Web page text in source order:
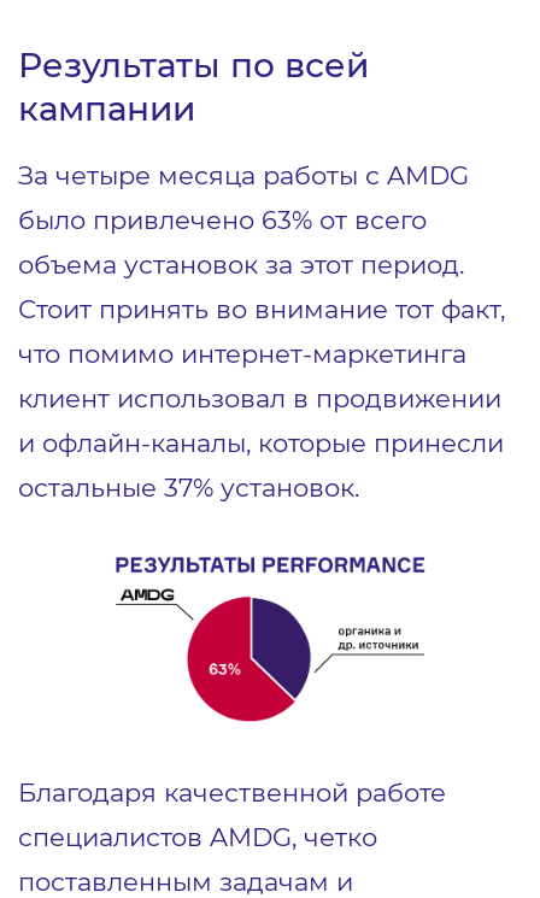
Результаты по всей
кампании
За четыре месяца работы с AMDG
было привлечено 63% от всего
объема установок за этот период.
Стоит принять во внимание тот факт,
что помимо интернет-маркетинга
клиент использовал в продвижении
и офлайн-каналы, которые принесли
остальные 37% установок.
Благодаря качественной работе
специалистов AMDG, четко
поставленным задачам и